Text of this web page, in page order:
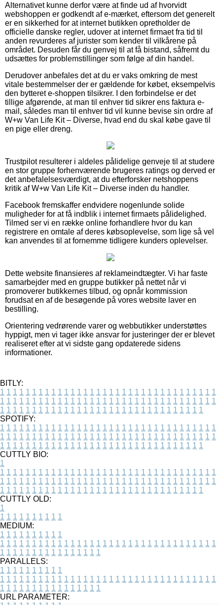
Alternativet kunne derfor være at finde ud af hvorvidt
webshoppen er godkendt af e-mærket, eftersom det generelt
er en sikkerhed for at internet butikken opretholder de
officielle danske regler, udover at internet firmaet fra tid til
anden revurderes af jurister som kender til vilkårene på
området. Desuden får du genvej til at få bistand, såfremt du
udsættes for problemstillinger som følge af din handel.
Derudover anbefales det at du er vaks omkring de mest
vitale bestemmelser der er gældende for købet, eksempelvis
den bytteret e-shoppen tilsikrer. I den forbindelse er det
tillige afgørende, at man til enhver tid sikrer ens faktura e-
mail, således man til enhver tid vil kunne bevise sin ordre af
W+w Van Life Kit – Diverse, hvad end du skal købe gave til
en pige eller dreng.
Trustpilot resulterer i aldeles pålidelige genveje til at studere
en stor gruppe forhenværende brugeres ratings og derved er
det anbefalelsesværdigt, at du efterforsker netshoppens
kritik af W+w Van Life Kit – Diverse inden du handler.
Facebook fremskaffer endvidere nogenlunde solide
muligheder for at få indblik i internet firmaets pålidelighed.
Tilmed ser vi en række online forhandlere hvor du kan
registrere en omtale af deres købsoplevelse, som lige så vel
kan anvendes til at fornemme tidligere kunders oplevelser.
Dette website finansieres af reklameindtægter. Vi har faste
samarbejder med en gruppe butikker på nettet når vi
promoverer butikkernes tilbud, og opnår kommission
forudsat en af de besøgende på vores website laver en
bestilling.
Orientering vedrørende varer og webbutikker understøttes
hyppigt, men vi tager ikke ansvar for justeringer der er blevet
realiseret efter at vi sidste gang opdaterede sidens
informationer.
BITLY:
1 1 1 1 1 1 1 1 1 1 1 1 1 1 1 1 1 1 1 1 1 1 1 1 1 1 1 1 1 1 1 1 1 1
1 1 1 1 1 1 1 1 1 1 1 1 1 1 1 1 1 1 1 1 1 1 1 1 1 1 1 1 1 1 1 1 1 1
1 1 1 1 1 1 1 1 1 1 1 1 1 1 1 1 1 1 1 1 1 1 1 1 1 1 1 1 1 1 1 1
SPOTIFY:
1 1 1 1 1 1 1 1 1 1 1 1 1 1 1 1 1 1 1 1 1 1 1 1 1 1 1 1 1 1 1 1 1 1
1 1 1 1 1 1 1 1 1 1 1 1 1 1 1 1 1 1 1 1 1 1 1 1 1 1 1 1 1 1 1 1 1 1
1 1 1 1 1 1 1 1 1 1 1 1 1 1 1 1 1 1 1 1 1 1 1 1 1 1 1 1 1 1 1 1
CUTTLY BIO:
1
1 1 1 1 1 1 1 1 1 1 1 1 1 1 1 1 1 1 1 1 1 1 1 1 1 1 1 1 1 1 1 1 1 1
1 1 1 1 1 1 1 1 1 1 1 1 1 1 1 1 1 1 1 1 1 1 1 1 1 1 1 1 1 1 1 1 1 1
1 1 1 1 1 1 1 1 1 1 1 1 1 1 1 1 1 1 1 1 1 1 1 1 1 1 1 1 1 1 1 1
CUTTLY OLD:
1
1 1 1 1 1 1 1 1 1 1
MEDIUM:
1 1 1 1 1 1 1 1 1 1
1 1 1 1 1 1 1 1 1 1 1 1 1 1 1 1 1 1 1 1 1 1 1 1 1 1 1 1 1 1 1 1 1 1
1 1 1 1 1 1 1 1 1 1 1 1 1 1 1 1
PARALLELS:
1 1 1 1 1 1 1 1 1 1
1 1 1 1 1 1 1 1 1 1 1 1 1 1 1 1 1 1 1 1 1 1 1 1 1 1 1 1 1 1 1 1 1 1
1 1 1 1 1 1 1 1 1 1 1 1 1 1 1 1
URL PARAMETER: